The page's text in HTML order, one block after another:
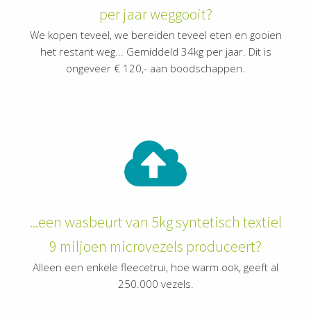
per jaar weggooit?
We kopen teveel, we bereiden teveel eten en gooien
het restant weg... Gemiddeld 34kg per jaar. Dit is
ongeveer € 120,- aan boodschappen.
...een wasbeurt van 5kg syntetisch textiel
9 miljoen microvezels produceert?
Alleen een enkele fleecetrui, hoe warm ook, geeft al
250.000 vezels.